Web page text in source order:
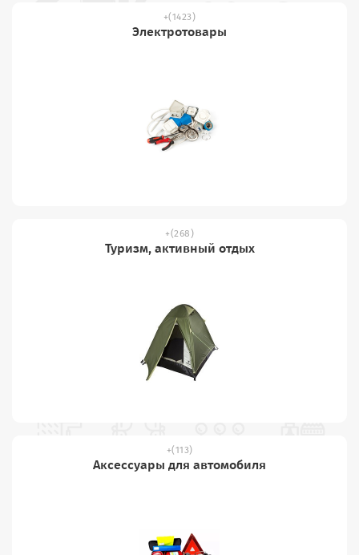
(1423)
Электротовары
(268)
Туризм, активный отдых
(113)
Аксессуары для автомобиля